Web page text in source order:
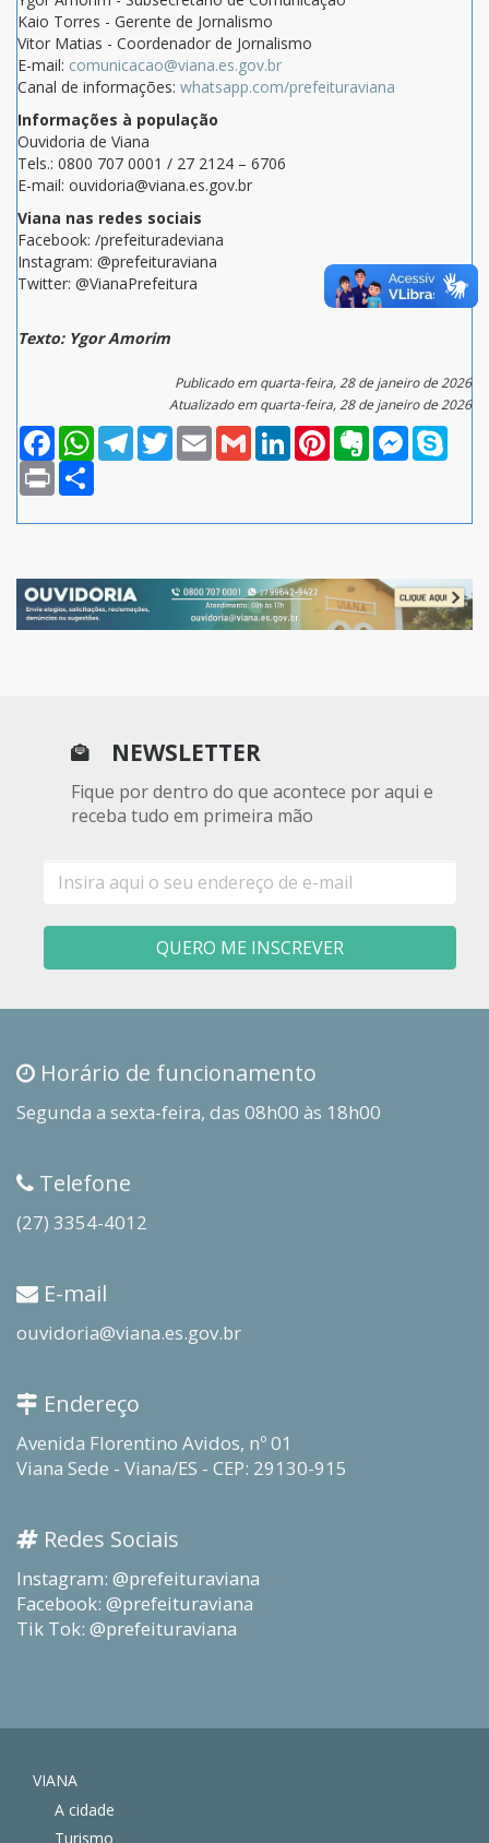
Kaio Torres - Gerente de Jornalismo
Vitor Matias - Coordenador de Jornalismo
E-mail: comunicacao@viana.es.gov.br
Canal de informações: whatsapp.com/prefeituraviana
Informações à população
Ouvidoria de Viana
Tels.: 0800 707 0001 / 27 2124 – 6706
E-mail: ouvidoria@viana.es.gov.br
Viana nas redes sociais
Facebook: /prefeituradeviana
Instagram: @prefeituraviana
Twitter: @VianaPrefeitura
Texto: Ygor Amorim
Publicado em quarta-feira, 28 de janeiro de 2026
Atualizado em quarta-feira, 28 de janeiro de 2026
FacebookWhatsAppTelegramTwitterEmail Gmail LinkedInPinterestEvernoteMessenger
Print
NEWSLETTER
Fique por dentro do que acontece por aqui e
receba tudo em primeira mão
mail
QUERO ME INSCREVER
Horário de funcionamento
Segunda a sexta-feira, das 08h00 às 18h00
Telefone
(27) 3354-4012
E-mail
ouvidoria@viana.es.gov.br
Endereço
Avenida Florentino Avidos, nº 01
Viana Sede - Viana/ES - CEP: 29130-915
Redes Sociais
Instagram: @prefeituraviana
Facebook: @prefeituraviana
Tik Tok: @prefeituraviana
VIANA
A cidade
Turismo